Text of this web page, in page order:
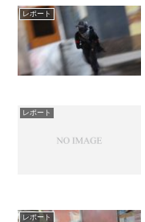
レポート
レポート
レポート